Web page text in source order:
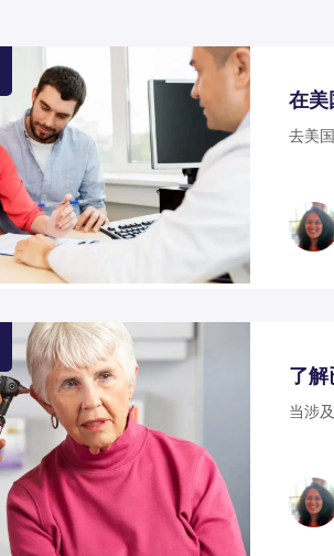
在美
去美
了
当涉